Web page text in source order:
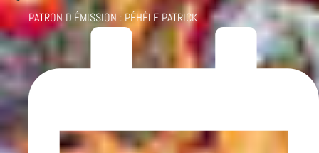
PATRON D'ÉMISSION : PÉHÈLE PATRICK